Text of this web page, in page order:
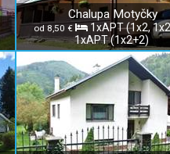
Chalupa Motyčky
od 8,50 €
1xAPT (1x2,
1xAPT (1x2+2)